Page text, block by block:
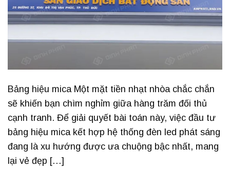
Bảng hiệu mica Một mặt tiền nhạt nhòa chắc chắn
sẽ khiến bạn chìm nghỉm giữa hàng trăm đối thủ
cạnh tranh. Để giải quyết bài toán này, việc đầu tư
bảng hiệu mica kết hợp hệ thống đèn led phát sáng
đang là xu hướng được ưa chuộng bậc nhất, mang
lại vẻ đẹp […]